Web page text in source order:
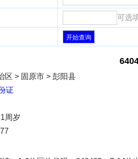
可选
区 > 固原市 > 彭阳县
证
周岁